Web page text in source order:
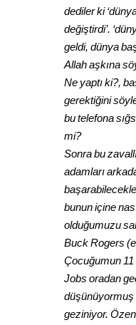
dediler ki
değiştirdi’.
geldi, dünya
Allah aşkına
Ne yaptı ki?,
gerektiğini
bu telefona
mi?
Sonra bu
adamları
bunun içine
olduğumuzu
Buck Rogers
Çocuğumun 11
Jobs oradan
düşünüyormuş
geziniyor.